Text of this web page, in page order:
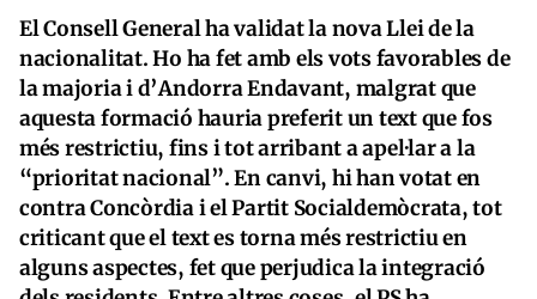
El Consell General ha validat la nova Llei de la
nacionalitat. Ho ha fet amb els vots favorables de
la majoria i d’Andorra Endavant, malgrat que
aquesta formació hauria preferit un text que fos
més restrictiu, fins i tot arribant a apel·lar a la
“prioritat nacional”. En canvi, hi han votat en
contra Concòrdia i el Partit Socialdemòcrata, tot
criticant que el text es torna més restrictiu en
alguns aspectes, fet que perjudica la integració